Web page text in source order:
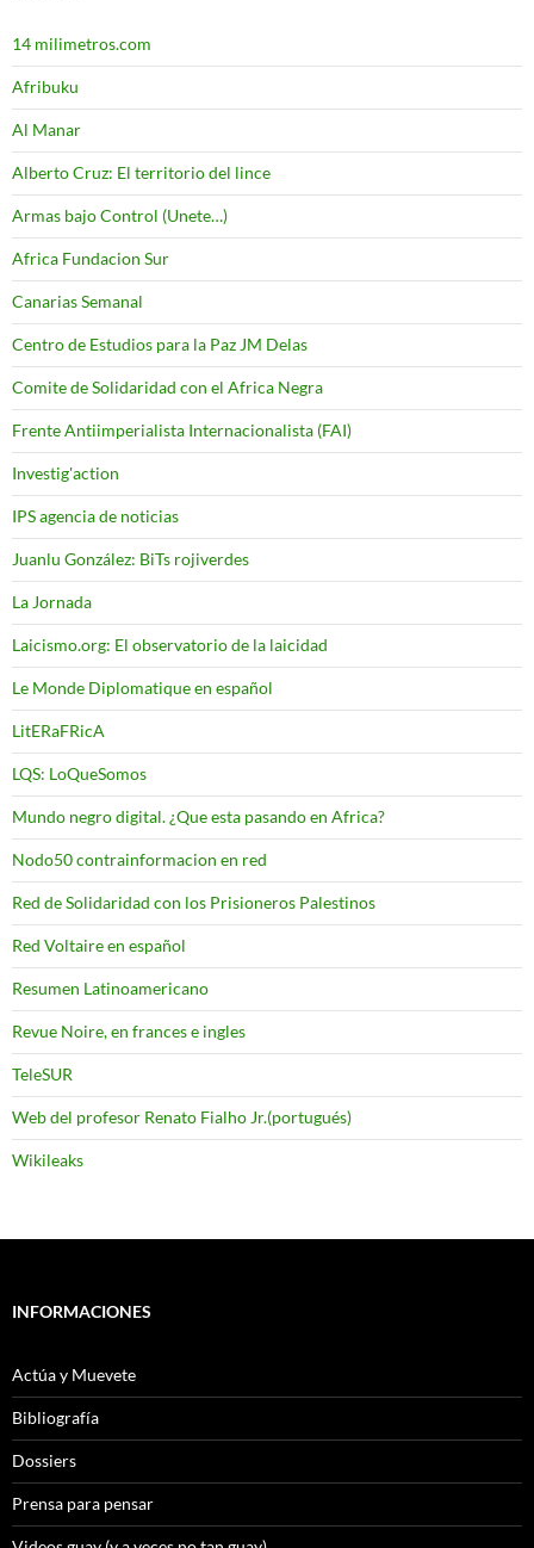
14 milimetros.com
Afribuku
Al Manar
Alberto Cruz: El territorio del lince
Armas bajo Control (Unete…)
Africa Fundacion Sur
Canarias Semanal
Centro de Estudios para la Paz JM Delas
Comite de Solidaridad con el Africa Negra
Frente Antiimperialista Internacionalista (FAI)
Investig'action
IPS agencia de noticias
Juanlu González: BiTs rojiverdes
La Jornada
Laicismo.org: El observatorio de la laicidad
Le Monde Diplomatique en español
LitERaFRicA
LQS: LoQueSomos
Mundo negro digital. ¿Que esta pasando en Africa?
Nodo50 contrainformacion en red
Red de Solidaridad con los Prisioneros Palestinos
Red Voltaire en español
Resumen Latinoamericano
Revue Noire, en frances e ingles
TeleSUR
Web del profesor Renato Fialho Jr.(portugués)
Wikileaks
INFORMACIONES
Actúa y Muevete
Bibliografía
Dossiers
Prensa para pensar